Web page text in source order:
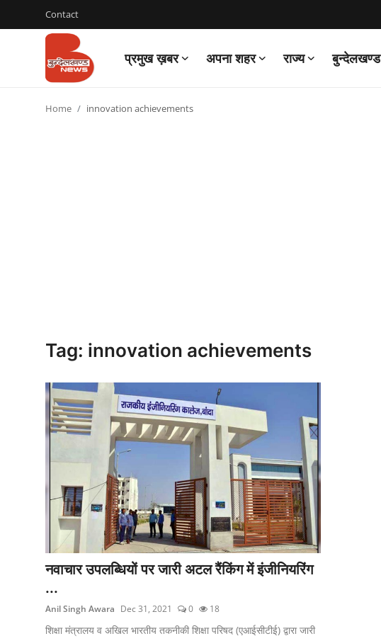
Contact
प्रमुख ख़बर अपना शहर राज्य बुन्देलखण्ड
Login
Home innovation achievements
Tag: innovation achievements
नवाचार उपलब्धियों पर जारी अटल रैंकिंग में इंजीनियरिंग
...
Anil Singh Awara Dec 31, 2021 0 18
शिक्षा मंत्रालय व अखिल भारतीय तकनीकी शिक्षा परिषद (एआईसीटीई) द्वारा जारी